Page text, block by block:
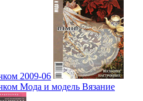
2009-06
Мода и модель Вязание